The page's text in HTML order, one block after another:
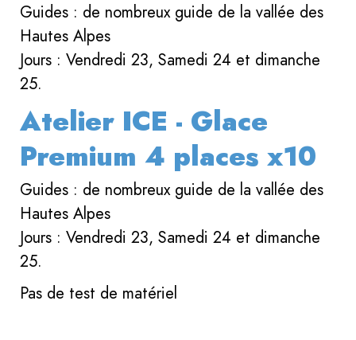
Guides : de nombreux guide de la vallée des
Hautes Alpes
Jours : Vendredi 23, Samedi 24 et dimanche
25.
Atelier ICE - Glace
Premium 4 places x10
Guides : de nombreux guide de la vallée des
Hautes Alpes
Jours : Vendredi 23, Samedi 24 et dimanche
25.
Pas de test de matériel